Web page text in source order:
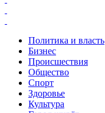
Политика и власть
Бизнес
Происшествия
Общество
Cпорт
Здоровье
Культура